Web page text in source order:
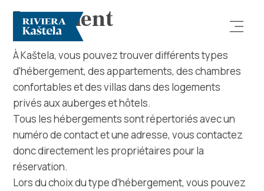
Rechercher
Destination
Logement
À Kaštela, vous pouvez trouver différents types
d'hébergement, des appartements, des chambres
confortables et des villas dans des logements
privés aux auberges et hôtels.
Tous les hébergements sont répertoriés avec un
numéro de contact et une adresse, vous contactez
donc directement les propriétaires pour la
réservation.
Lors du choix du type d'hébergement, vous pouvez